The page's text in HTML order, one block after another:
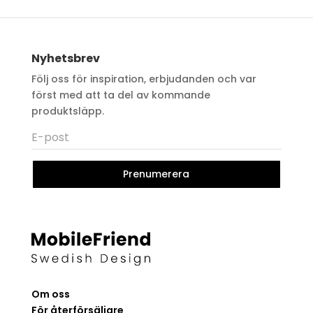
Nyhetsbrev
Följ oss för inspiration, erbjudanden och var
först med att ta del av kommande
produktsläpp.
Prenumerera
Om oss
För återförsäljare